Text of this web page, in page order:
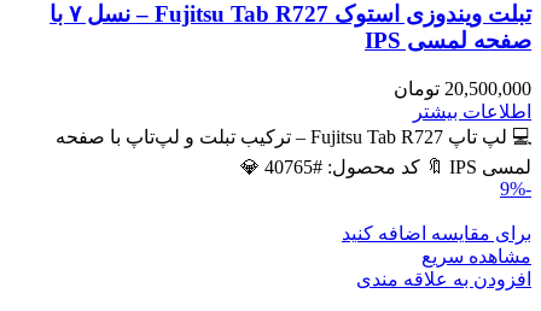
تبلت ویندوزی استوک Fujitsu Tab R727 – نسل ۷ با
صفحه لمسی IPS
20,500,000 تومان
اطلاعات بیشتر
💻 لپ تاپ Fujitsu Tab R727 – ترکیب تبلت و لپ‌تاپ با صفحه
لمسی IPS 🔖 کد محصول: #40765 💎
-9%
برای مقایسه اضافه کنید
مشاهده سریع
افزودن به علاقه مندی